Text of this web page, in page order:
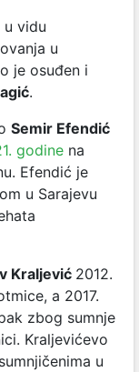
vidu
u
je osuđen i
.
Semir Efendić
godine na
Efendić je
u Sarajevu
Kraljević 2012.
a 2017.
zbog sumnje
Kraljevićevo
u